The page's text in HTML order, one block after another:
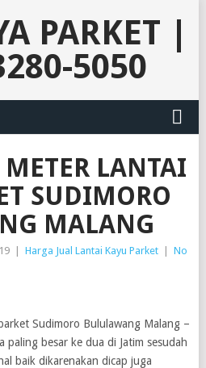
PARKET |
5050
METER LANTAI
SUDIMORO
MALANG
Harga Jual Lantai Kayu Parket
No
Sudimoro Bululawang Malang –
paling besar ke dua di Jatim sesudah
baik dikarenakan dicap juga